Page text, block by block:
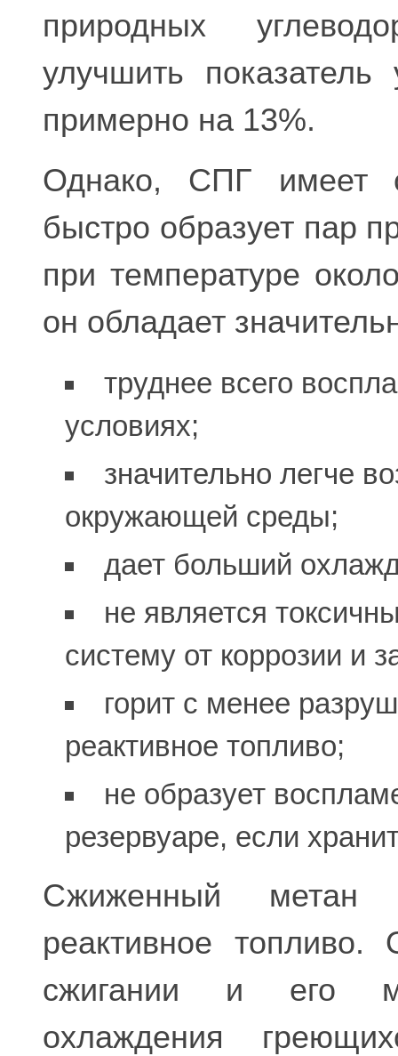
природных
улучшить показатель
примерно на 13%.
Однако, СПГ имеет
быстро образует пар
при температуре
он обладает
труднее всего
условиях;
значительно легче
окружающей среды;
дает больший
не является
систему от коррозии и
горит с менее
реактивное топливо;
не образует
резервуаре, если
Сжиженный метан
реактивное
сжигании и его
охлаждения